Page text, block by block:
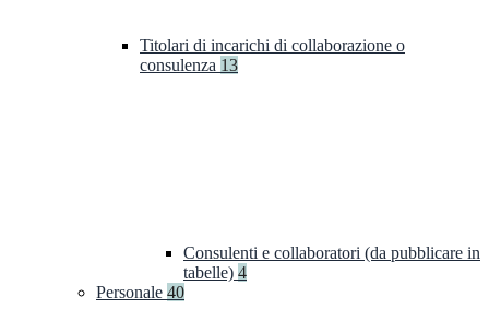
Titolari di incarichi di collaborazione o
consulenza 13
Consulenti e collaboratori (da pubblicare in
tabelle) 4
Personale 40